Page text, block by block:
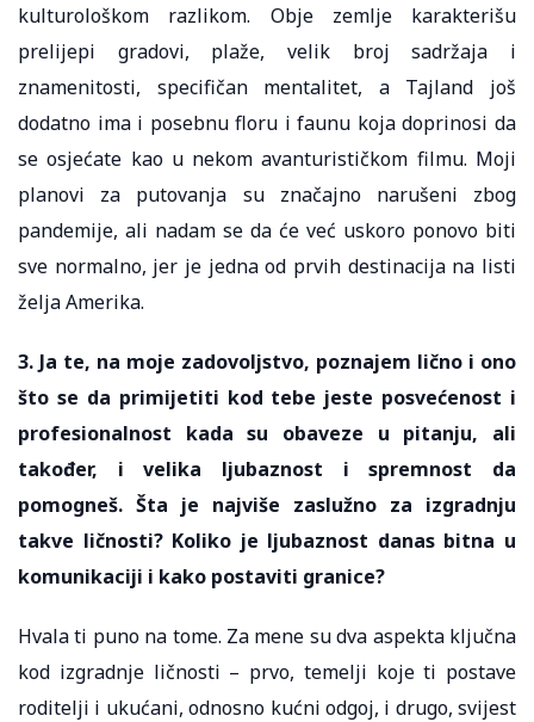
kulturološkom razlikom. Obje zemlje karakterišu
prelijepi gradovi, plaže, velik broj sadržaja i
znamenitosti, specifičan mentalitet, a Tajland još
dodatno ima i posebnu floru i faunu koja doprinosi da
se osjećate kao u nekom avanturističkom filmu. Moji
planovi za putovanja su značajno narušeni zbog
pandemije, ali nadam se da će već uskoro ponovo biti
sve normalno, jer je jedna od prvih destinacija na listi
želja Amerika.
3. Ja te, na moje zadovoljstvo, poznajem lično i ono
što se da primijetiti kod tebe jeste posvećenost i
profesionalnost kada su obaveze u pitanju, ali
također, i velika ljubaznost i spremnost da
pomogneš. Šta je najviše zaslužno za izgradnju
takve ličnosti? Koliko je ljubaznost danas bitna u
komunikaciji i kako postaviti granice?
Hvala ti puno na tome. Za mene su dva aspekta ključna
kod izgradnje ličnosti – prvo, temelji koje ti postave
roditelji i ukućani, odnosno kućni odgoj, i drugo, svijest